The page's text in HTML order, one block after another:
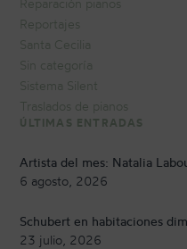
Reportajes
Santa Cecilia
Sin categoría
Sistema Silent
Traslados de pianos
ÚLTIMAS ENTRADAS
Artista del mes: Natalia
6 agosto, 2026
Schubert en habitaciones
23 julio, 2026